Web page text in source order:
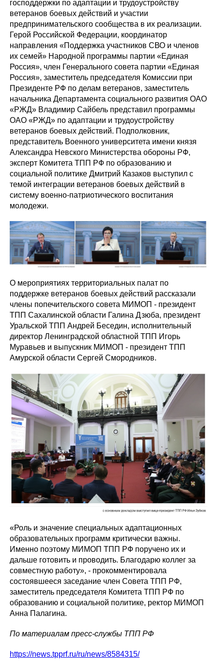
господдержки по адаптации и трудоустройству
ветеранов боевых действий и участии
предпринимательского сообщества в их реализации.
Герой Российской Федерации, координатор
направления «Поддержка участников СВО и членов
их семей» Народной программы партии «Единая
Россия», член Генерального совета партии «Единая
Россия», заместитель председателя Комиссии при
Президенте РФ по делам ветеранов, заместитель
начальника Департамента социального развития ОАО
«РЖД» Владимир Сайбель представил программы
ОАО «РЖД» по адаптации и трудоустройству
ветеранов боевых действий. Подполковник,
представитель Военного университета имени князя
Александра Невского Министерства обороны РФ,
эксперт Комитета ТПП РФ по образованию и
социальной политике Дмитрий Казаков выступил с
темой интеграции ветеранов боевых действий в
систему военно-патриотического воспитания
молодежи.
О мероприятиях территориальных палат по
поддержке ветеранов боевых действий рассказали
члены попечительского совета МИМОП - президент
ТПП Сахалинской области Галина Дзюба, президент
Уральской ТПП Андрей Беседин, исполнительный
директор Ленинградской областной ТПП Игорь
Муравьев и выпускник МИМОП - президент ТПП
Амурской области Сергей Смородников.
«Роль и значение специальных адаптационных
образовательных программ критически важны.
Именно поэтому МИМОП ТПП РФ поручено их и
дальше готовить и проводить. Благодарю коллег за
совместную работу», - прокомментировала
состоявшееся заседание член Совета ТПП РФ,
заместитель председателя Комитета ТПП РФ по
образованию и социальной политике, ректор МИМОП
Анна Палагина.
По материалам пресс-службы ТПП РФ
https://news.tpprf.ru/ru/news/8584315/